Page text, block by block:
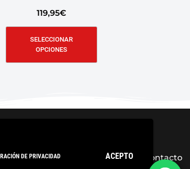
DE PRIVACIDAD ACEPTO
119,95€
SELECCIONAR
OPCIONES
Condiciones Generales Contacto